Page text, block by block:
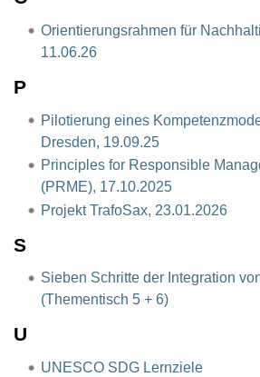
Orientierungsrahmen für
11.06.26
P
Pilotierung eines
Dresden, 19.09.25
Principles for Responsible
(PRME), 17.10.2025
Projekt TrafoSax, 23.01.2026
S
Sieben Schritte der Integration
(Thementisch 5 + 6)
U
UNESCO SDG Lernziele